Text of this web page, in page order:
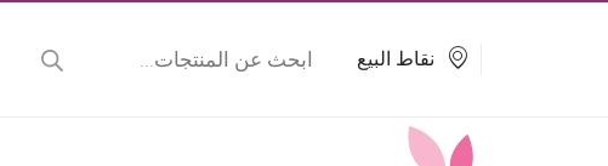
نقاط البيع